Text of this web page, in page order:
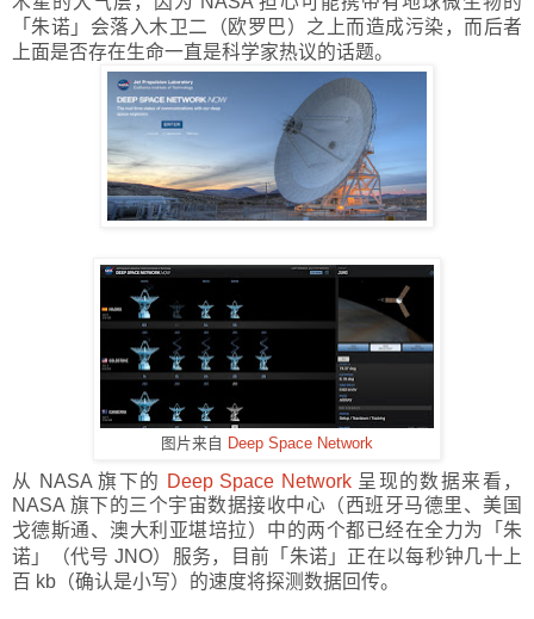
「 朱诺 」 会落入木卫二（欧罗巴）之上而造成污染，而后者
上面是否存在生命一直是科学家热议的话题。
图片来自 Deep Space Network
从 NASA 旗下的 Deep Space Network呈现的数据来看，
NASA 旗下的三个宇宙数据接收中心（西班牙马德里、美国
戈德斯通、澳大利亚堪培拉）中的两个都已经在全力为 「 朱
诺 」 （代号 JNO）服务，目前 「 朱诺 」 正在以每秒钟几十上
百 kb（确认是小写）的速度将探测数据回传。